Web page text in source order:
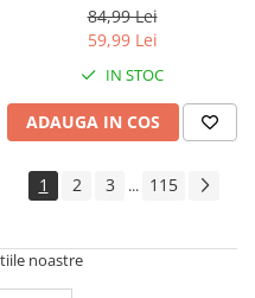
84,99 Lei
59,99 Lei
IN STOC
ADAUGA IN COS
1 2 3 ... 115
noastre